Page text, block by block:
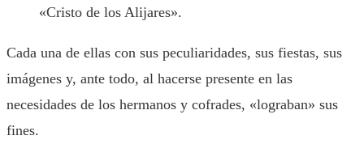
«Cristo de los Alijares».
Cada una de ellas con sus peculiaridades, sus fiestas, sus
imágenes y, ante todo, al hacerse presente en las
necesidades de los hermanos y cofrades, «lograban» sus
fines.